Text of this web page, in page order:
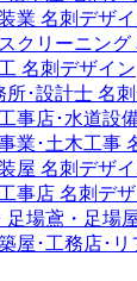
業 名刺デザ
クリーニン
名刺デザイン
所･設計士 名
事店･水道設
業･土木工事
屋 名刺デザ
事店 名刺デ
足場鳶・足場
屋･工務店･